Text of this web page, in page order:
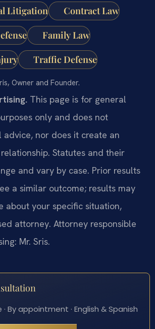
Litigation Contract Law
Family Law
Traffic Defense
Owner and Founder.
This page is for general
only and does not
advice, nor does it create an
Statutes and their
and vary by case. Prior results
a similar outcome; results may
about your specific situation,
attorney. Attorney responsible
Mr. Sris.
By appointment · English & Spanish